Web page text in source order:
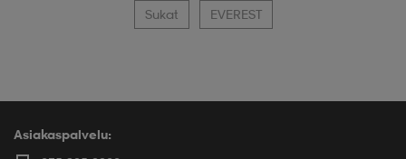
Sukat EVEREST
Asiakaspalvelu: